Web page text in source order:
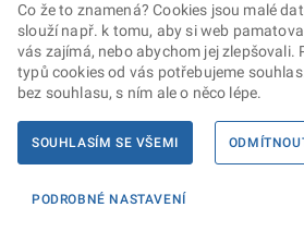
Co že to znamená? Cookies jsou malé
slouží např. k tomu, aby si web
vás zajímá, nebo abychom jej zlepšovali.
typů cookies od vás potřebujeme
bez souhlasu, s ním ale o něco lépe.
SOUHLASÍM SE VŠEMI
PODROBNÉ NASTAVENÍ